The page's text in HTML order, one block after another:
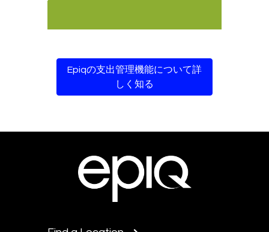
Epiqの支出管理機能について詳
しく知る